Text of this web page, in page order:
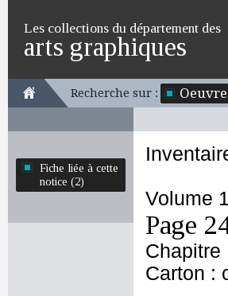
Les collections du département des
arts graphiques
Recherche sur :
Fiche liée à cette
notice (2)
Volume 1
Page
Chapitre
Carton :